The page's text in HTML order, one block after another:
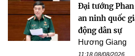
Đại tướng Phan
an ninh quốc
động dân sự
Hương Giang
11:18 08/08/2026